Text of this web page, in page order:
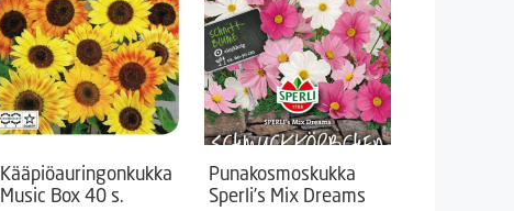
Kääpiöauringonkukka
Music Box 40 s.
Punakosmoskukka
Sperli’s Mix Dreams